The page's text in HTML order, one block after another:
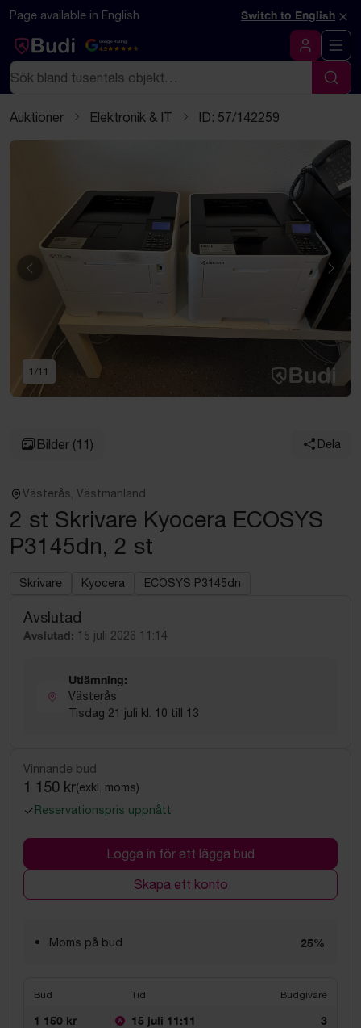
Hoppa till innehåll
Textbaserad (markdown) version av denna sida
Page available in English Switch to English ×
Google Rating
4.5
Logga in
Sök
Sök
Auktioner Elektronik & IT ID: 57/142259
Föregående
1 /11
Bilder (11) Dela
Västerås, Västmanland
2 st Skrivare Kyocera ECOSYS
P3145dn, 2 st
Skrivare Kyocera ECOSYS P3145dn
Avslutad
Avslutad: 15 juli 2026 11:14
Utlämning:
Västerås
Tisdag 21 juli kl. 10 till 13
Vinnande bud
1 150 kr(exkl. moms)
Reservationspris uppnått
Logga in för att lägga bud
Skapa ett konto
Moms på bud 25%
Bud Tid Budgivare
1 150 kr 15 juli 11:11 3